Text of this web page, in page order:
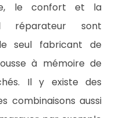
le confort et la
réparateur sont
seul fabricant de
à mémoire de
Il y existe des
combinaisons aussi